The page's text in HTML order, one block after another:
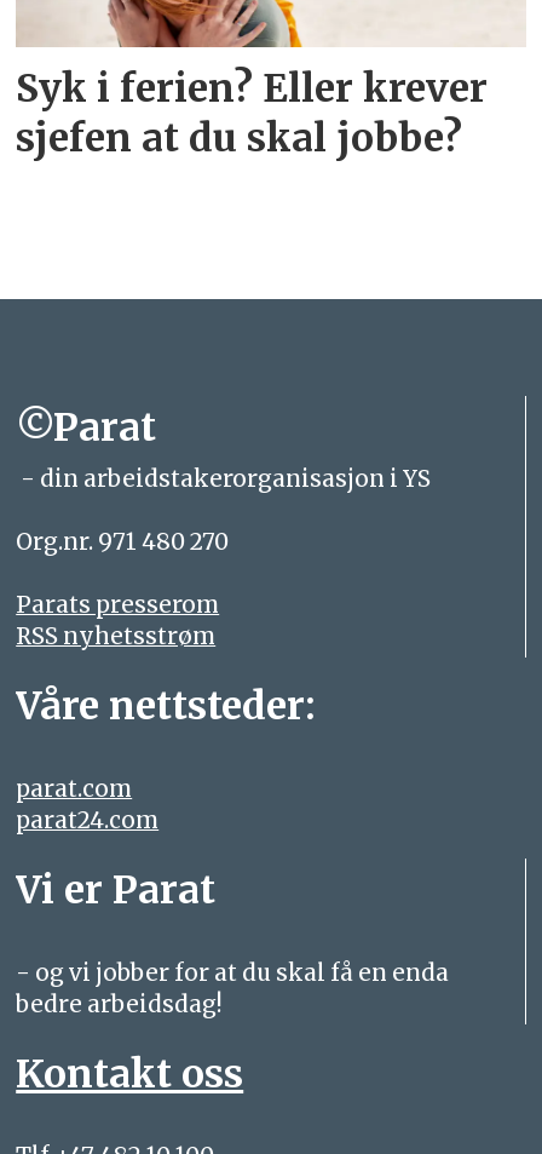
Syk i ferien? Eller krever
sjefen at du skal jobbe?
©Parat
- din arbeidstakerorganisasjon i YS
Org.nr. 971 480 270
Parats presserom
RSS nyhetsstrøm
Våre nettsteder:
parat.com
parat24.com
Vi er Parat
- og vi jobber for at du skal få en enda
bedre arbeidsdag!
Kontakt oss